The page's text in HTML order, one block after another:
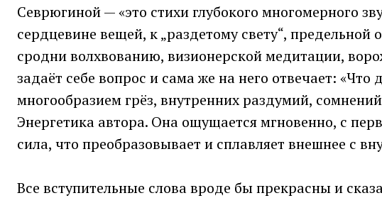
Севрюгиной — «это стихи глубокого многомерного
сердцевине вещей, к „раздетому свету“, предельной
сродни волхвованию, визионерской медитации,
задаёт себе вопрос и сама же на него отвечает: «Что
многообразием грёз, внутренних раздумий,
Энергетика автора. Она ощущается мгновенно, с
сила, что преобразовывает и сплавляет внешнее с
Все вступительные слова вроде бы прекрасны и